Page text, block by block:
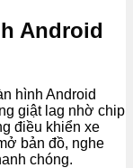
Android
hình Android
giật lag nhờ chip
điều khiển xe
bản đồ, nghe
chóng.